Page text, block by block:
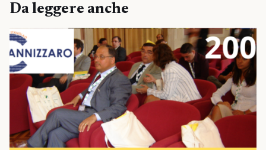
Da leggere anche